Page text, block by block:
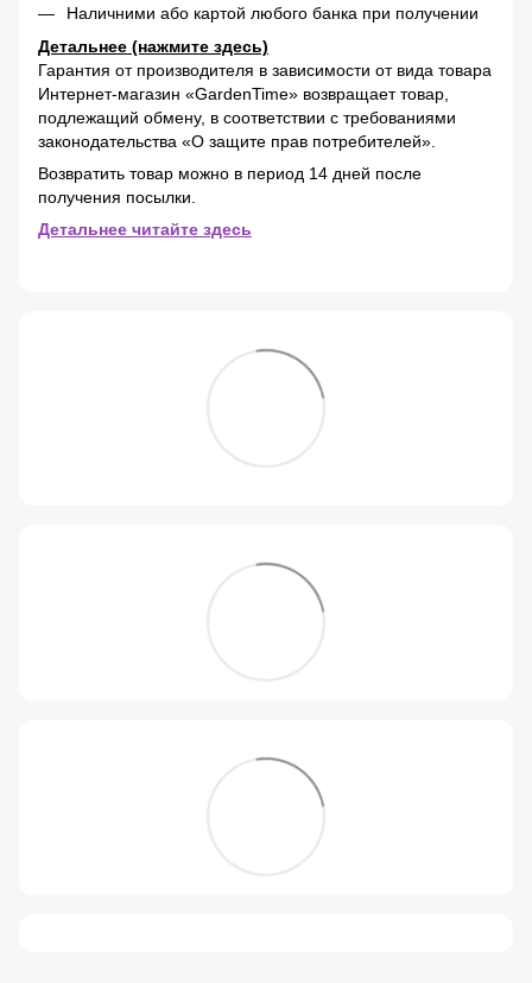
Наличними або картой любого банка при получении
Детальнее (нажмите здесь)
Гарантия от производителя в зависимости от вида товара
Интернет-магазин «GardenTime» возвращает товар,
подлежащий обмену, в соответствии с требованиями
законодательства «О защите прав потребителей».
Возвратить товар можно в период 14 дней после
получения посылки.
Детальнее читайте здесь